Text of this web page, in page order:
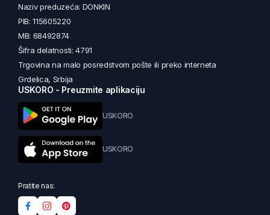
Naziv preduzeća: DONKIN
PIB: 115605220
MB: 68492874
Šifra delatnosti: 4791
Trgovina na malo posredstvom pošte ili preko interneta
Grdelica, Srbija
USKORO - Preuzmite aplikaciju
USKORO
USKORO
Pratite nas: